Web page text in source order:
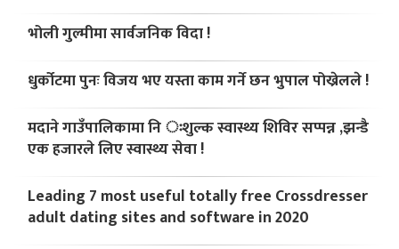
भोली गुल्मीमा सार्वजनिक विदा !
धुर्कोटमा पुनः विजय भए यस्ता काम गर्ने छन भुपाल पोख्रेलले !
मदाने गाउँपालिकामा नि ःशुल्क स्वास्थ्य शिविर सप्पन्न ,झन्डै
एक हजारले लिए स्वास्थ्य सेवा !
Leading 7 most useful totally free Crossdresser
adult dating sites and software in 2020